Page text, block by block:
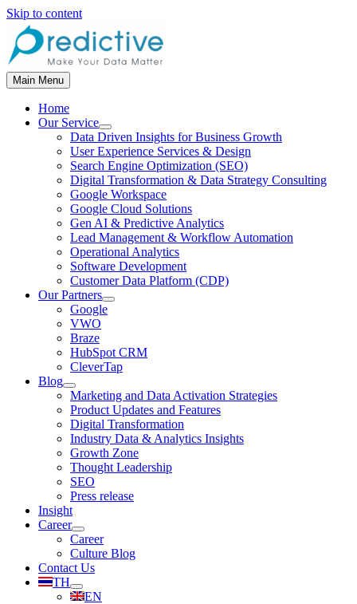
Skip to content
Main Menu
Home
Our Service
Data Driven Insights for Business Growth
User Experience Services & Design
Search Engine Optimization (SEO)
Digital Transformation & Data Strategy Consulting
Google Workspace
Google Cloud Solutions
Gen AI & Predictive Analytics
Lead Management & Workflow Automation
Operational Analytics
Software Development
Customer Data Platform (CDP)
Our Partners
Google
VWO
Braze
HubSpot CRM
CleverTap
Blog
Marketing and Data Activation Strategies
Product Updates and Features
Digital Transformation
Industry Data & Analytics Insights
Growth Zone
Thought Leadership
SEO
Press release
Insight
Career
Career
Culture Blog
Contact Us
TH
EN